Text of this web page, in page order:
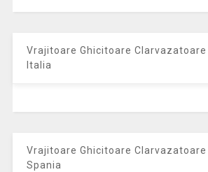
Vrajitoare Ghicitoare
Italia
Vrajitoare Ghicitoare
Spania